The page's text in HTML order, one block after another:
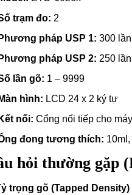
trạm đo: 2
Phương pháp USP 1: 300
Phương pháp USP 2: 250
lần gõ: 1 – 9999
Màn hình: LCD 24 x 2 ký tự
Kết nối: Cổng nối tiếp cho
đong tương thích: 10ml,
hỏi thường gặp
trọng gõ (Tapped Density)